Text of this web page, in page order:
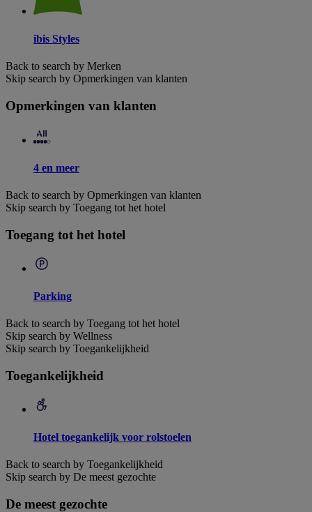
ibis Styles
Back to search by Merken
Skip search by Opmerkingen van klanten
Opmerkingen van klanten
4 en meer
Back to search by Opmerkingen van klanten
Skip search by Toegang tot het hotel
Toegang tot het hotel
Parking
Back to search by Toegang tot het hotel
Skip search by Wellness
Skip search by Toegankelijkheid
Toegankelijkheid
Hotel toegankelijk voor rolstoelen
Back to search by Toegankelijkheid
Skip search by De meest gezochte
De meest gezochte